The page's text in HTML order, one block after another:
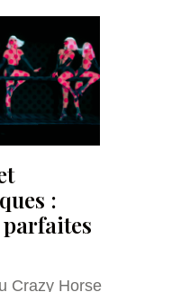
:
Crazy Horse